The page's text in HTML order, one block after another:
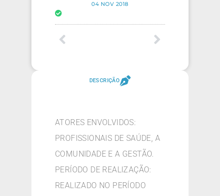
04 NOV 2018
DESCRIÇÃO
ATORES ENVOLVIDOS:
PROFISSIONAIS DE SAÚDE, A
COMUNIDADE E A GESTÃO.
PERÍODO DE REALIZAÇÃO:
REALIZADO NO PERÍODO